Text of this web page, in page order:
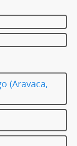
(Aravaca,